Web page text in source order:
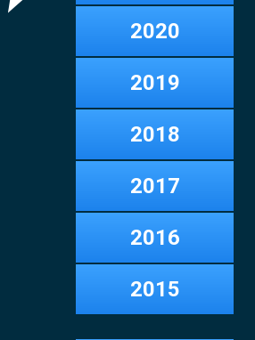
2020
2019
2018
2017
2016
2015